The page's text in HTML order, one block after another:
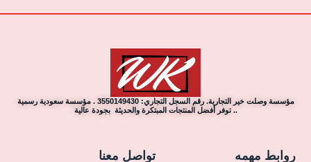
مؤسسة وصلت خير التجارية. رقم السجل التجاري: 3550149430 . مؤسسة سعودية رسمية
.. توفر أفضل المنتجات المبتكرة والحديثة بجودة عالية
روابط مهمه تواصل معنا